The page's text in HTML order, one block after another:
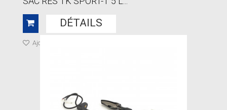
DÉTAILS
Ajouter à ma liste de cadeaux